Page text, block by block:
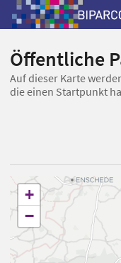
Öffentliche
Auf dieser Karte
die einen Startpunkt
+
−